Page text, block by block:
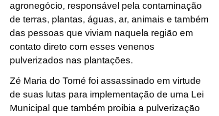
agronegócio, responsável pela contaminação
de terras, plantas, águas, ar, animais e também
das pessoas que viviam naquela região em
contato direto com esses venenos
pulverizados nas plantações.
Zé Maria do Tomé foi assassinado em virtude
de suas lutas para implementação de uma Lei
Municipal que também proibia a pulverização